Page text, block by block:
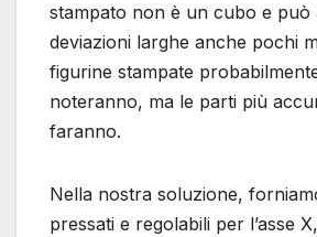
stampato non è un cubo e può
deviazioni larghe anche pochi
figurine stampate
noteranno, ma le parti più
faranno.
Nella nostra soluzione,
pressati e regolabili per l’asse